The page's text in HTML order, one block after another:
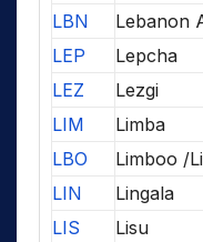
LBN
Lebanon
LEP
Lepcha
LEZ
Lezgi
LIM
Limba
LBO
Limboo /
LIN
Lingala
LIS
Lisu